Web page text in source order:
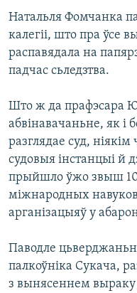
Натальля Фомчанка
калегіі, што пра ўсе
распавядала на
падчас сьледзтва.
Што ж да прафэсара
абвінавачаньне, як і
разглядае суд,
судовыя інстанцыі й
прыйшло ўжо звыш
міжнародных
арганізацыяў у
Паводле
палкоўніка Сукача,
з вынясеннем